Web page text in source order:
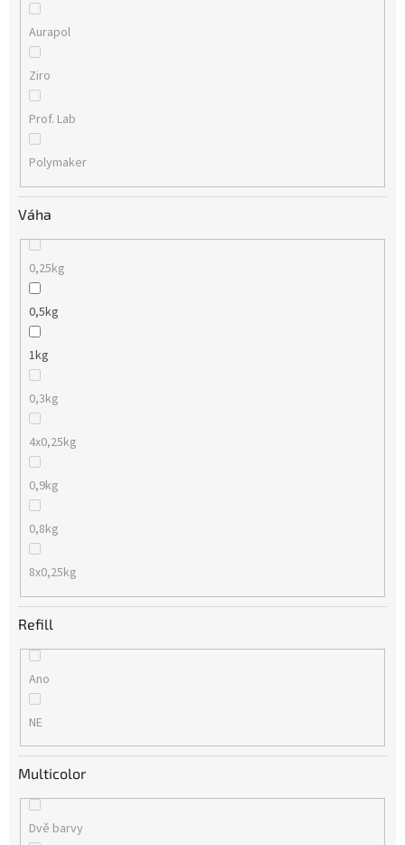
Aurapol
Ziro
Prof. Lab
Polymaker
Váha
0,25kg
0,5kg
1kg
0,3kg
4x0,25kg
0,9kg
0,8kg
8x0,25kg
Refill
Ano
NE
Multicolor
Dvě barvy